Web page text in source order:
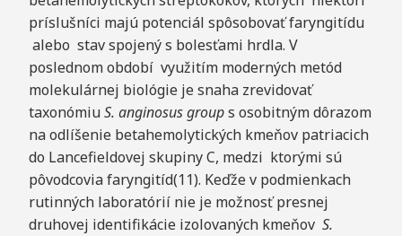
príslušníci majú potenciál spôsobovať faryngitídu
alebo stav spojený s bolesťami hrdla. V
poslednom období využitím moderných metód
molekulárnej biológie je snaha zrevidovať
taxonómiuS. anginosus groups osobitným dôrazom
na odlíšenie betahemolytických kmeňov patriacich
do Lancefieldovej skupiny C, medzi ktorými sú
pôvodcovia faryngitíd(11). Keďže v podmienkach
rutinných laboratórií nie je možnosť presnej
druhovej identifikácie izolovaných kmeňov S.